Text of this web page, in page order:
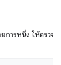
การหนึ่ง ให้ตรวจส